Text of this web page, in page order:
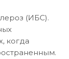
(ИБС).
когда